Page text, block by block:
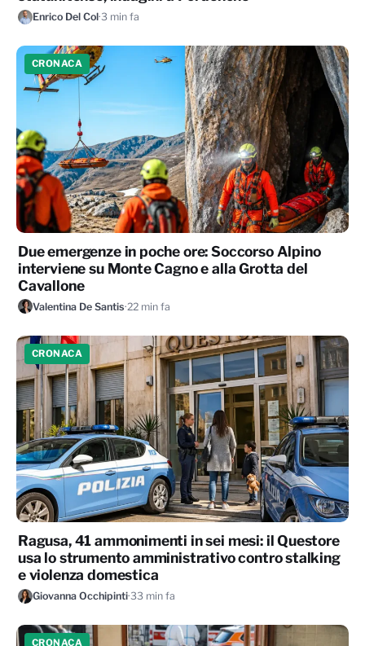
Enrico Del Col·3 min fa
CRONACA
Due emergenze in poche ore: Soccorso Alpino
interviene su Monte Cagno e alla Grotta del
Cavallone
Valentina De Santis·22 min fa
CRONACA
Ragusa, 41 ammonimenti in sei mesi: il Questore
usa lo strumento amministrativo contro stalking
e violenza domestica
Giovanna Occhipinti·33 min fa
CRONACA